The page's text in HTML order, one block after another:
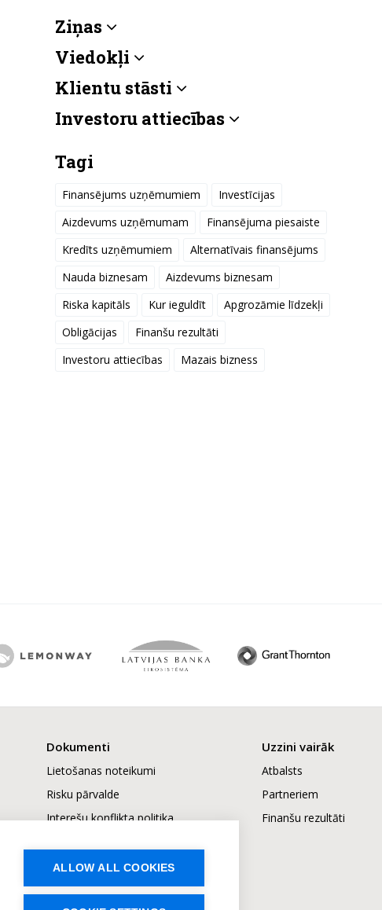
ALLOW ALL COOKIES
Ziņas
Viedokļi
Klientu stāsti
Investoru attiecības
Tagi
Finansējums uzņēmumiem
Investīcijas
Aizdevums uzņēmumam
Finansējuma piesaiste
Kredīts uzņēmumiem
Alternatīvais finansējums
Nauda biznesam
Aizdevums biznesam
Riska kapitāls
Kur ieguldīt
Apgrozāmie līdzekļi
Obligācijas
Finanšu rezultāti
Investoru attiecības
Mazais bizness
Dokumenti
Lietošanas noteikumi
Risku pārvalde
Interešu konflikta politika
Ilgtspēja
Cenrādis
Uzzini vairāk
Atbalsts
Partneriem
Finanšu rezultāti